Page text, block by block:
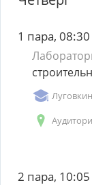
1 пара,
2 пара,